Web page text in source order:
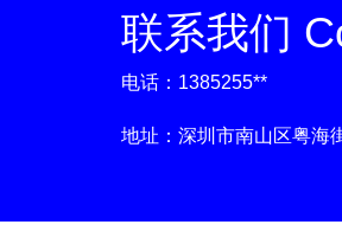
联系我们
电话：1385255**
地址：深圳市南山区粤海